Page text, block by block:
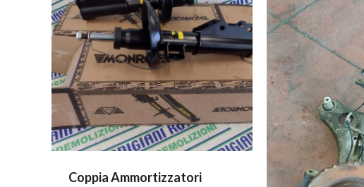
Coppia Ammortizzatori